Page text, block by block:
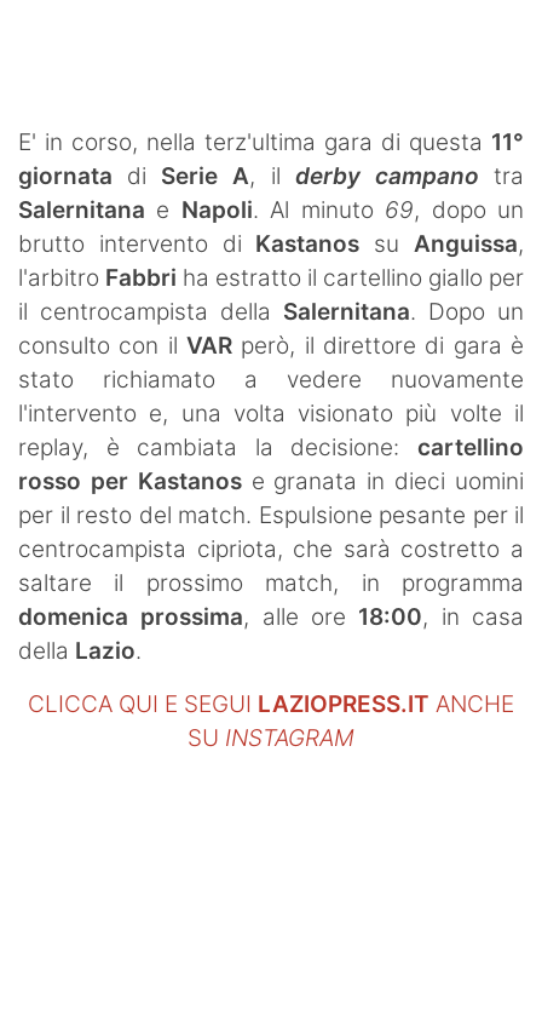
E' in corso, nella terz'ultima gara di questa 11°
giornata di Serie A, il derby campano tra
Salernitana e Napoli. Al minuto 69, dopo un
brutto intervento di Kastanos su Anguissa,
l'arbitro Fabbri ha estratto il cartellino giallo per
il centrocampista della Salernitana. Dopo un
consulto con il VAR però, il direttore di gara è
stato richiamato a vedere nuovamente
l'intervento e, una volta visionato più volte il
replay, è cambiata la decisione: cartellino
rosso per Kastanose granata in dieci uomini
per il resto del match. Espulsione pesante per il
centrocampista cipriota, che sarà costretto a
saltare il prossimo match, in programma
domenica prossima, alle ore 18:00, in casa
della Lazio.
CLICCA QUI E SEGUI LAZIOPRESS.IT ANCHE
SU INSTAGRAM